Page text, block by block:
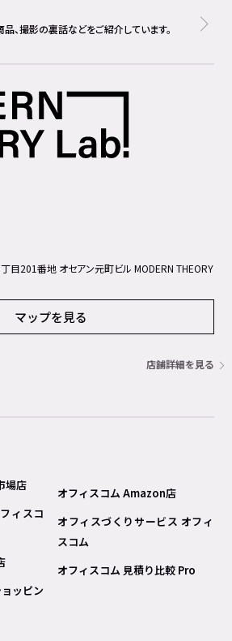
、撮影の裏話などをご紹介しています。
⽬201番地 オセアン元町ビル MODERN THEORY
マップを見る
店舗詳細を見る
場店
ィスコ
ッピン
オフィスコム Amazon店
オフィスづくりサービス オフィ
スコム
オフィスコム 見積り比較 Pro